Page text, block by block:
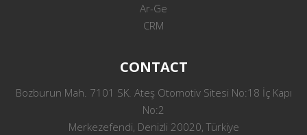
Ar-Ge
CRM
CONTACT
Bozburun Mah. 7101 SK. Ateş Otomotiv Sitesi No:18 İç Kapı
No:2
Merkezefendi, Denizli 20020, Türkiye